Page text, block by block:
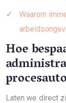
Waarom
Hoe
Laten we direct